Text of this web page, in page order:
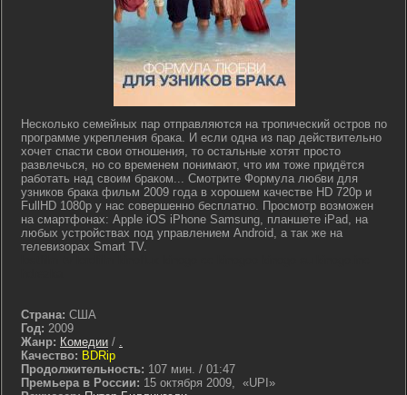
Несколько семейных пар отправляются на тропический остров по
программе укрепления брака. И если одна из пар действительно
хочет спасти свои отношения, то остальные хотят просто
развлечься, но со временем понимают, что им тоже придётся
работать над своим браком... Смотрите Формула любви для
узников брака фильм 2009 года в хорошем качестве HD 720p и
FullHD 1080p у нас совершенно бесплатно. Просмотр возможен
на смартфонах: Apple iOS iPhone Samsung, планшете iPad, на
любых устройствах под управлением Android, а так же на
телевизорах Smart TV.
Страна: США
Год: 2009
Жанр: Комедии / .
Качество: BDRip
Продолжительность: 107 мин. / 01:47
Премьера в России: 15 октября 2009, «UPI»